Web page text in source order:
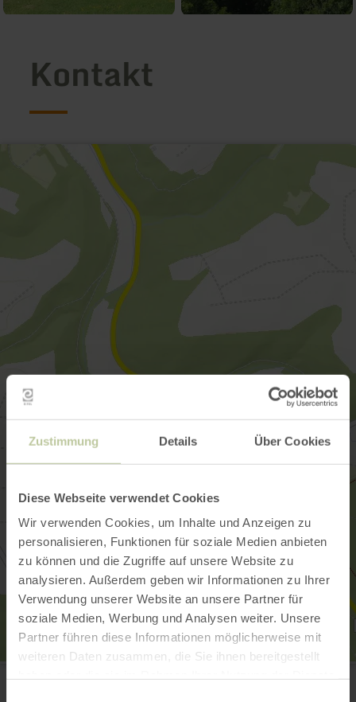
Zustimmung Details Über Cookies
Diese Webseite verwendet Cookies
Wir verwenden Cookies, um Inhalte und Anzeigen zu
personalisieren, Funktionen für soziale Medien anbieten
zu können und die Zugriffe auf unsere Website zu
analysieren. Außerdem geben wir Informationen zu Ihrer
Verwendung unserer Website an unsere Partner für
soziale Medien, Werbung und Analysen weiter. Unsere
Partner führen diese Informationen möglicherweise mit
weiteren Daten zusammen, die Sie ihnen bereitgestellt
Kontakt
Kirchweg